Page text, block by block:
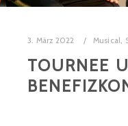
3. März 2022 Musical,
TOURNEE